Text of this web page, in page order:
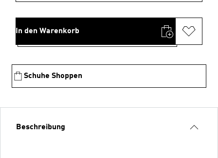
In den Warenkorb
Schuhe Shoppen
Beschreibung